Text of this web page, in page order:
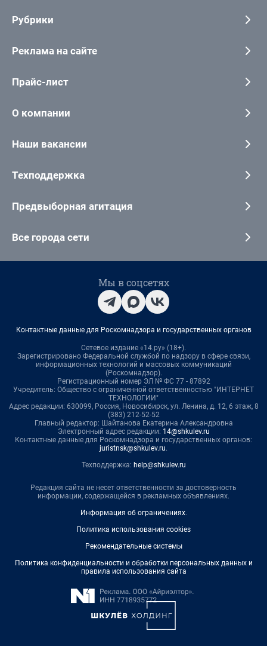
Рубрики
Реклама на сайте
Прайс-лист
О компании
Наши вакансии
Техподдержка
Предвыборная агитация
Все города сети
Мы в соцсетях
Контактные данные для Роскомнадзора и государственных органов
Сетевое издание «14.ру» (18+).
Зарегистрировано Федеральной службой по надзору в сфере связи,
информационных технологий и массовых коммуникаций
(Роскомнадзор).
Регистрационный номер ЭЛ № ФС 77 - 87892
Учредитель: Общество с ограниченной ответственностью "ИНТЕРНЕТ
ТЕХНОЛОГИИ"
Адрес редакции: 630099, Россия, Новосибирск, ул. Ленина, д. 12, 6 этаж, 8
(383) 212-52-52
Главный редактор: Шайтанова Екатерина Александровна
Электронный адрес редакции: 14@shkulev.ru
Контактные данные для Роскомнадзора и государственных органов:
juristnsk@shkulev.ru.
Техподдержка: help@shkulev.ru
Редакция сайта не несет ответственности за достоверность
информации, содержащейся в рекламных объявлениях.
Информация об ограничениях.
Политика использования cookies
Рекомендательные системы
Политика конфиденциальности и обработки персональных данных и
правила использования сайта